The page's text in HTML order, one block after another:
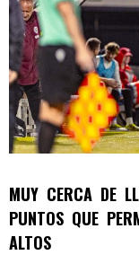
MUY CERCA DE
PUNTOS QUE
ALTOS